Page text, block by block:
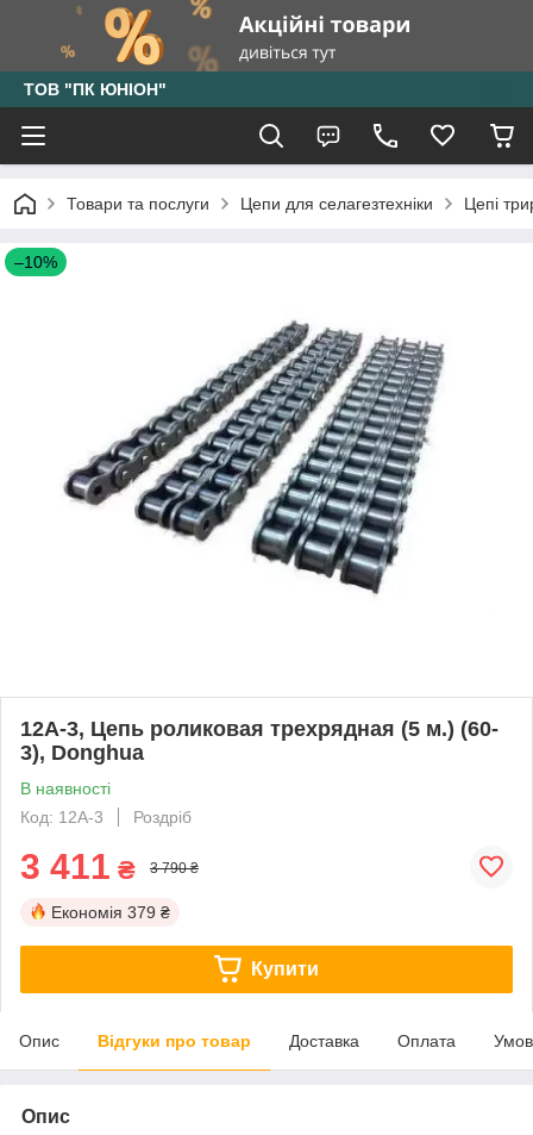
ТОВ "ПК ЮНІОН"
Товари та послуги Цепи для селагезтехніки Цепі
–10%
12A-3, Цепь роликовая трехрядная (5 м.) (60-
3), Donghua
В наявності
Код: 12A-3
Роздріб
3 411 ₴ 3 790 ₴
Економія 379 ₴
Купити
Опис Відгуки про товар Доставка Оплата
Опис